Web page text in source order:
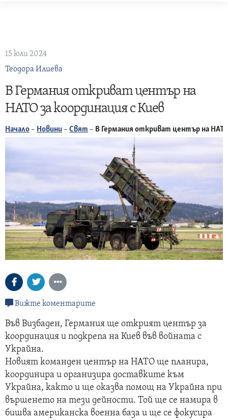
15 юли 2024
Теодора Илиева
В Германия откриват център на
НАТО за координация с Киев
Начало – Новини – Свят – В Германия откриват център на
Вижте коментарите
Във Визбаден, Германия ще открият център за
координация и подкрепа на Киев във войната с
Украйна.
Новият команден център на НАТО ще планира,
координира и организира доставките към
Украйна, както и ще оказва помощ на Украйна при
вършенето на тези дейности. Той ще се намира в
бишва американска военна база и ще се фокусира